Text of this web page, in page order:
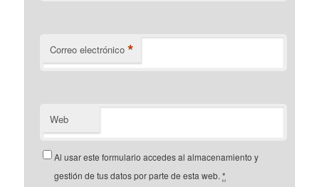
Correo electrónico *
Web
Al usar este formulario accedes al almacenamiento y
gestión de tus datos por parte de esta web.*